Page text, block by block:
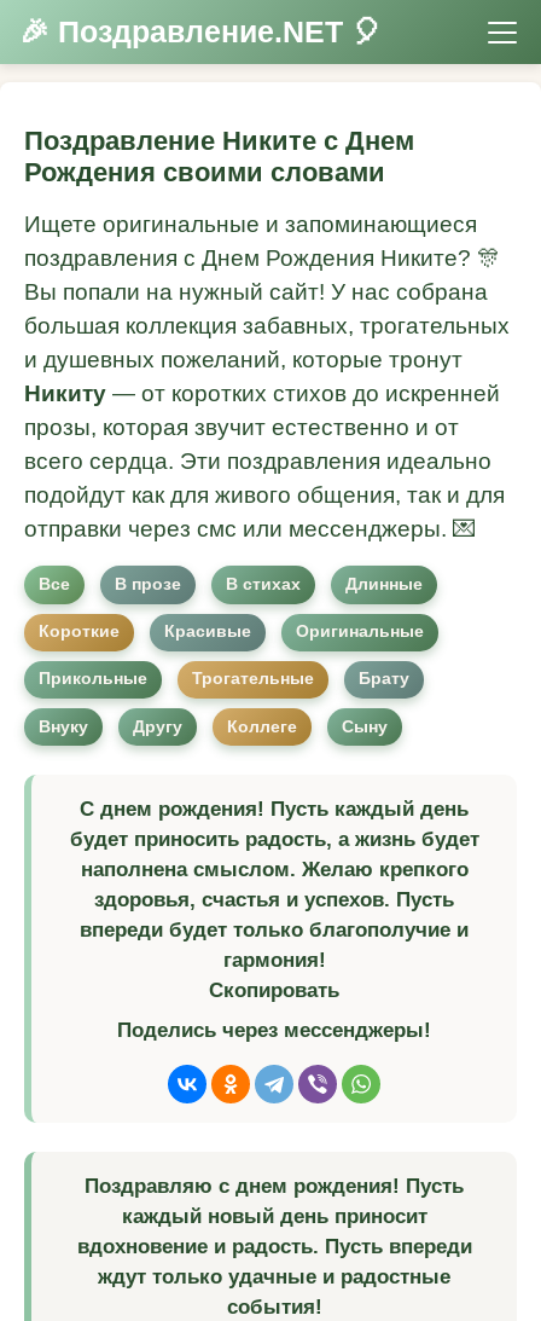
🎉 Поздравление.NET 🎈
Поздравление Никите с Днем
Рождения своими словами
Ищете оригинальные и запоминающиеся
поздравления с Днем Рождения Никите? 🎊
Вы попали на нужный сайт! У нас собрана
большая коллекция забавных, трогательных
и душевных пожеланий, которые тронут
Никиту — от коротких стихов до искренней
прозы, которая звучит естественно и от
всего сердца. Эти поздравления идеально
подойдут как для живого общения, так и для
отправки через смс или мессенджеры. 💌
Все В прозе В стихах Длинные
Короткие Красивые Оригинальные
Прикольные Трогательные Брату
Внуку Другу Коллеге Сыну
С днем рождения! Пусть каждый день
будет приносить радость, а жизнь будет
наполнена смыслом. Желаю крепкого
здоровья, счастья и успехов. Пусть
впереди будет только благополучие и
гармония!
Скопировать
Поделись через мессенджеры!
Поздравляю с днем рождения! Пусть
каждый новый день приносит
вдохновение и радость. Пусть впереди
ждут только удачные и радостные
события!